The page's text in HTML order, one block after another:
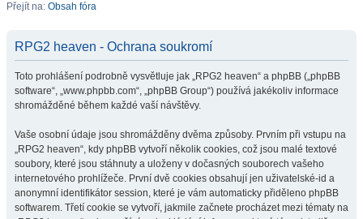
Přejít na: Obsah fóra
RPG2 heaven - Ochrana soukromí
Toto prohlášení podrobně vysvětluje jak „RPG2 heaven“ a phpBB („phpBB
software“, „www.phpbb.com“, „phpBB Group“) používá jakékoliv informace
shromážděné během každé vaší návštěvy.
Vaše osobní údaje jsou shromážděny dvěma způsoby. Prvním při vstupu na
„RPG2 heaven“, kdy phpBB vytvoří několik cookies, což jsou malé textové
soubory, které jsou stáhnuty a uloženy v dočasných souborech vašeho
internetového prohlížeče. První dvě cookies obsahují jen uživatelské-id a
anonymní identifikátor session, které je vám automaticky přiděleno phpBB
softwarem. Třetí cookie se vytvoří, jakmile začnete procházet mezi tématy na